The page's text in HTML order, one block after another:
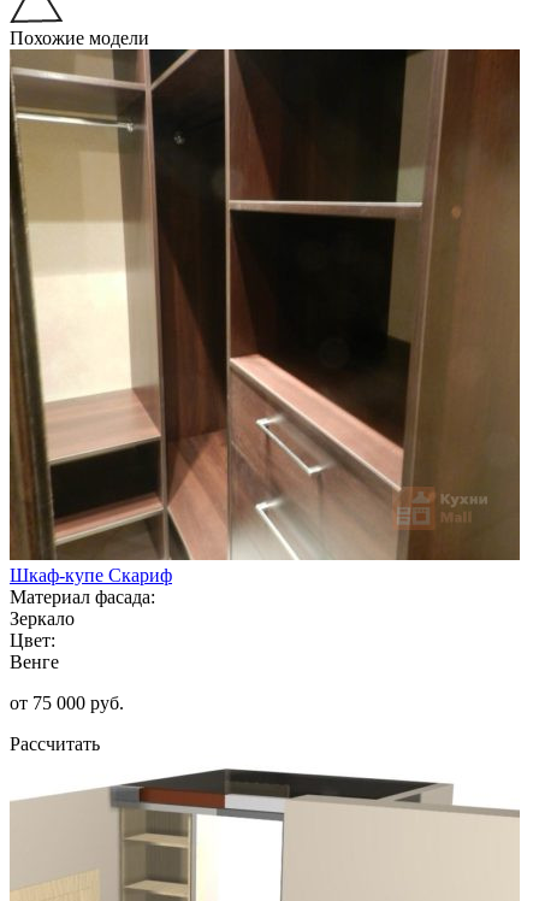
Похожие модели
Шкаф-купе Скариф
Материал фасада:
Зеркало
Цвет:
Венге
от 75 000 руб.
Рассчитать